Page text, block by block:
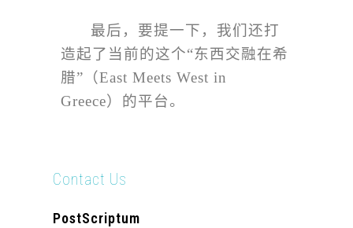
最后，要提一下，我们还打
造起了当前的这个“东西交融在希
腊” （East Meets West in
Greece）的平台。
Contact Us
PostScriptum